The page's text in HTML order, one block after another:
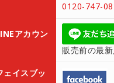
0120-747-
アカウン
販売前の最
ェイスブッ